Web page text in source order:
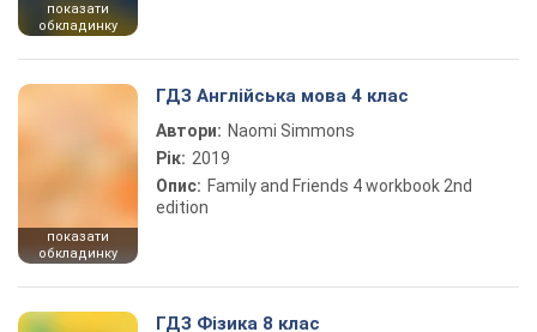
показати
обкладинку
показати
обкладинку
ГДЗ Англійська мова 4 клас
Автори: Naomi Simmons
Рік: 2019
Опис: Family and Friends 4 workbook 2nd
edition
ГДЗ Фізика 8 клас